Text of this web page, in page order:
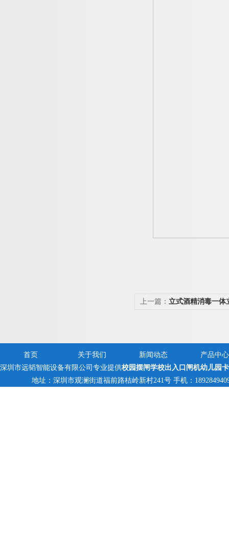
上一篇： 立式酒精消毒一体
首页 关于我们 新闻动态
产品中心
深圳市远韬智能设备有限公司专业提供校园摆闸学校出入口闸机幼儿园
地址：深圳市观澜街道福前路桔岭新村241号 手机：